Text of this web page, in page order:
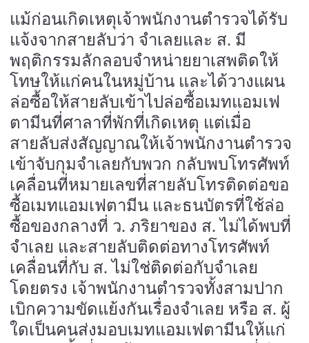
แม้ก่อนเกิดเหตุเจ้าพนักงานตำรวจได้รับ
แจ้งจากสายลับว่า จำเลยและ ส. มี
พฤติกรรมลักลอบจำหน่ายยาเสพติดให้
โทษให้แก่คนในหมู่บ้าน และได้วางแผน
ล่อซื้อให้สายลับเข้าไปล่อซื้อเมทแอมเฟ
ตามีนที่ศาลาที่พักที่เกิดเหตุ แต่เมื่อ
สายลับส่งสัญญาณให้เจ้าพนักงานตำรวจ
เข้าจับกุมจำเลยกับพวก กลับพบโทรศัพท์
เคลื่อนที่หมายเลขที่สายลับโทรติดต่อขอ
ซื้อเมทแอมเฟตามีน และธนบัตรที่ใช้ล่อ
ซื้อของกลางที่ ว. ภริยาของ ส. ไม่ได้พบที่
จำเลย และสายลับติดต่อทางโทรศัพท์
เคลื่อนที่กับ ส. ไม่ใช่ติดต่อกับจำเลย
โดยตรง เจ้าพนักงานตำรวจทั้งสามปาก
เบิกความขัดแย้งกันเรื่องจำเลย หรือ ส. ผู้
ใดเป็นคนส่งมอบเมทแอมเฟตามีนให้แก่